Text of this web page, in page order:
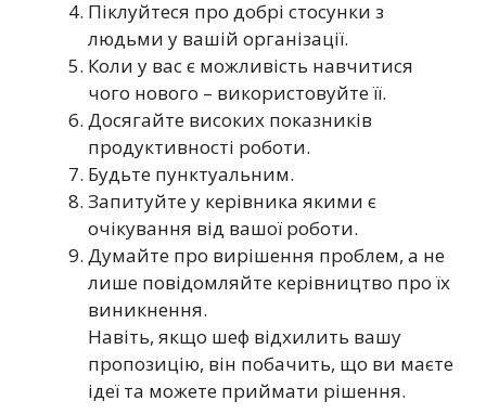
Піклуйтеся про добрі стосунки з
людьми у вашій організації.
Коли у вас є можливість навчитися
чого нового – використовуйте її.
Досягайте високих показників
продуктивності роботи.
Будьте пунктуальним.
Запитуйте у керівника якими є
очікування від вашої роботи.
Думайте про вирішення проблем, а не
лише повідомляйте керівництво про їх
виникнення.
Навіть, якщо шеф відхилить вашу
пропозицію, він побачить, що ви маєте
ідеї та можете приймати рішення.